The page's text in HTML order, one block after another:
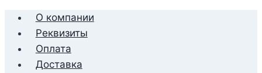
Перейти
содержимому
О компании
Реквизиты
Оплата
Доставка